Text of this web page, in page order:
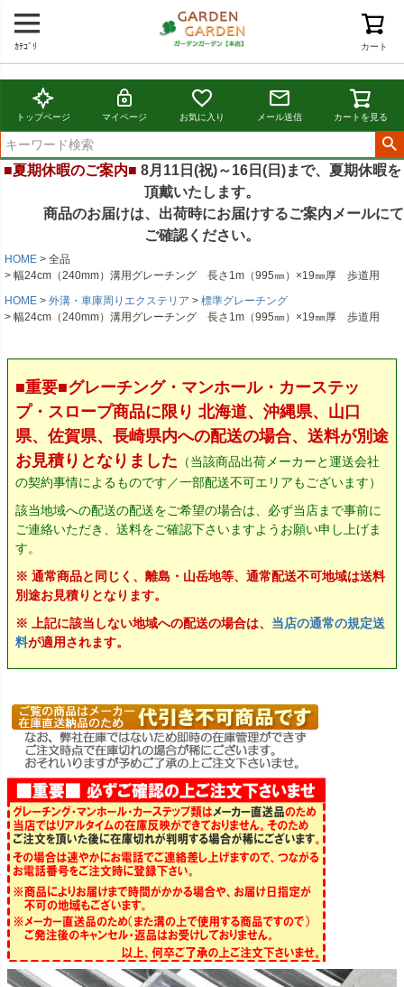
カート
ｶﾃｺﾞﾘ
トップページ マイページ お気に入り メール送信 カートを見る
■夏期休暇のご案内■ 8月11日(祝)～16日(日)まで、夏期休暇を
頂戴いたします。
商品のお届けは、出荷時にお届けするご案内メールにて
ご確認ください。
HOME
全品
幅24cm（240mm）溝用グレーチング 長さ1m（995㎜）×19㎜厚 歩道用
HOME
外溝・車庫周りエクステリア
標準グレーチング
幅24cm（240mm）溝用グレーチング 長さ1m（995㎜）×19㎜厚 歩道用
■重要■グレーチング・マンホール・カーステッ
プ・スロープ商品に限り 北海道、沖縄県、山口
県、佐賀県、長崎県内への配送の場合、送料が別途
お見積りとなりました （当該商品出荷メーカーと運送会社
の契約事情によるものです／一部配送不可エリアもございます）
該当地域への配送の配送をご希望の場合は、必ず当店まで事前に
ご連絡いただき、送料をご確認下さいますようお願い申し上げま
す。
※ 通常商品と同じく、離島・山岳地等、通常配送不可地域は送料
別途お見積りとなります。
※ 上記に該当しない地域への配送の場合は、 当店の通常の規定送
料が適用されます。